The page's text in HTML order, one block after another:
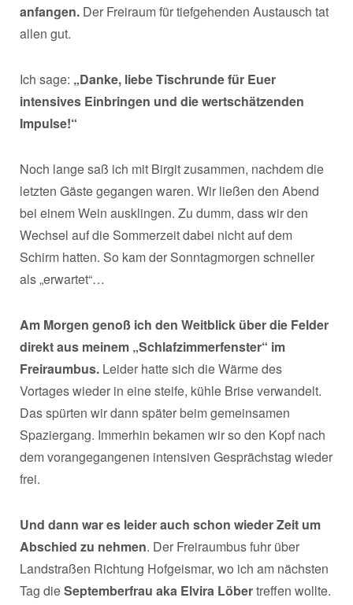
anfangen. Der Freiraum für tiefgehenden Austausch tat
allen gut.
Ich sage: „Danke, liebe Tischrunde für Euer
intensives Einbringen und die wertschätzenden
Impulse!“
Noch lange saß ich mit Birgit zusammen, nachdem die
letzten Gäste gegangen waren. Wir ließen den Abend
bei einem Wein ausklingen. Zu dumm, dass wir den
Wechsel auf die Sommerzeit dabei nicht auf dem
Schirm hatten. So kam der Sonntagmorgen schneller
als „erwartet“…
Am Morgen genoß ich den Weitblick über die Felder
direkt aus meinem „Schlafzimmerfenster“ im
Freiraumbus. Leider hatte sich die Wärme des
Vortages wieder in eine steife, kühle Brise verwandelt.
Das spürten wir dann später beim gemeinsamen
Spaziergang. Immerhin bekamen wir so den Kopf nach
dem vorangegangenen intensiven Gesprächstag wieder
frei.
Und dann war es leider auch schon wieder Zeit um
Abschied zu nehmen. Der Freiraumbus fuhr über
Landstraßen Richtung Hofgeismar, wo ich am nächsten
Tag dieSeptemberfrau aka Elvira Löbertreffen wollte.